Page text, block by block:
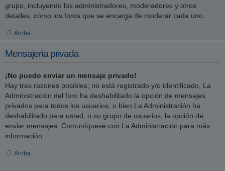
grupo, incluyendo los administradores, moderadores y otros
detalles, como los foros que se encarga de moderar cada uno.
Arriba
Mensajería privada
¡No puedo enviar un mensaje privado!
Hay tres razones posibles; no está registrado y/o identificado, La
Administración del foro ha deshabilitado la opción de mensajes
privados para todos los usuarios, o bien La Administración ha
deshabilitado para usted, o su grupo de usuarios, la opción de
enviar mensajes. Comuníquese con La Administración para más
información.
Arriba